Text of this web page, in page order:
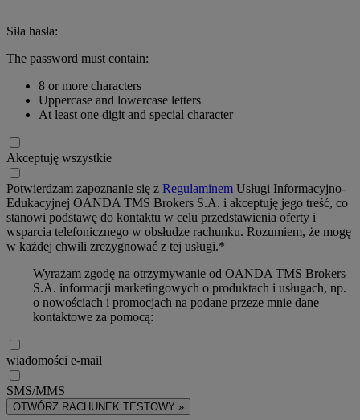
Siła hasła:
The password must contain:
8 or more characters
Uppercase and lowercase letters
At least one digit and special character
Akceptuję wszystkie
Potwierdzam zapoznanie się z Regulaminem Usługi Informacyjno-
Edukacyjnej OANDA TMS Brokers S.A. i akceptuję jego treść, co
stanowi podstawę do kontaktu w celu przedstawienia oferty i
wsparcia telefonicznego w obsłudze rachunku. Rozumiem, że mogę
w każdej chwili zrezygnować z tej usługi.*
Wyrażam zgodę na otrzymywanie od OANDA TMS Brokers
S.A. informacji marketingowych o produktach i usługach, np.
o nowościach i promocjach na podane przeze mnie dane
kontaktowe za pomocą:
wiadomości e-mail
SMS/MMS
OTWÓRZ RACHUNEK TESTOWY »